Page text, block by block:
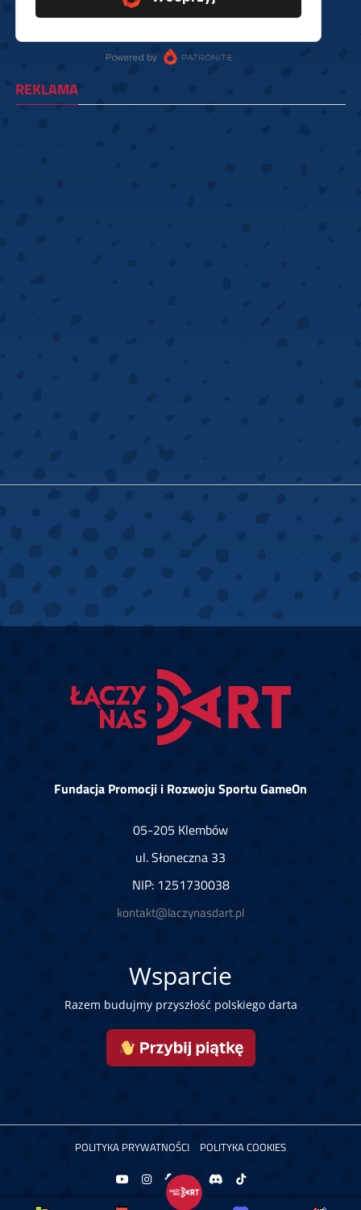
REKLAMA
Fundacja Promocji i Rozwoju Sportu GameOn
05-205 Klembów
ul. Słoneczna 33
NIP: 1251730038
kontakt@laczynasdart.pl
Wsparcie
Razem budujmy przyszłość polskiego darta
POLITYKA PRYWATNOŚCI POLITYKA COOKIES